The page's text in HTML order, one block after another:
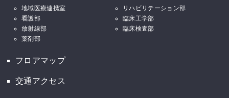
地域医療連携室
リハビリテーション部
看護部
臨床工学部
放射線部
臨床検査部
薬剤部
フロアマップ
交通アクセス